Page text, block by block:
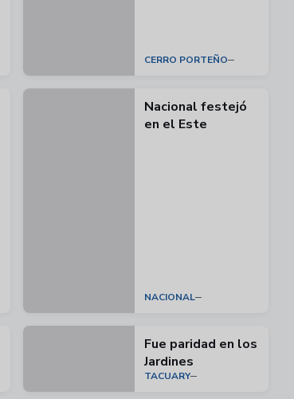
CERRO PORTEÑO
Nacional festejó
en el Este
NACIONAL
Fue paridad en los
Jardines
TACUARY